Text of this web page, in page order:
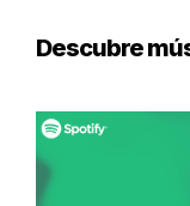
Descubre